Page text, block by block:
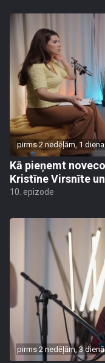
pirms 2 nedēļām, 1
Kā pieņemt
Kristīne Virsnīte
10. epizode
pirms 2 nedēļām, 3